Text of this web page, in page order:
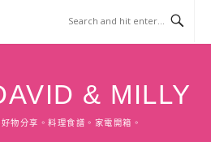
& MILLY
物分享。料理食譜。家電開箱。